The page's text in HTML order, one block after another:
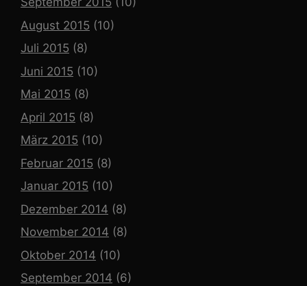
August 2015 (10)
Juli 2015 (8)
Juni 2015 (10)
Mai 2015 (8)
April 2015 (8)
März 2015 (10)
Februar 2015 (8)
Januar 2015 (10)
Dezember 2014 (8)
November 2014 (8)
Oktober 2014 (10)
September 2014 (6)